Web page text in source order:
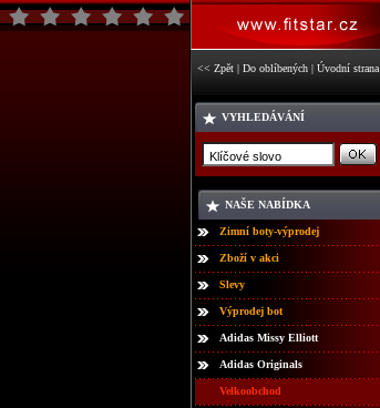
<< Zpět | Do oblíbených | Úvodní strana
VYHLEDÁVÁNÍ
NAŠE NABÍDKA
Zimní boty-výprodej
Zboží v akci
Slevy
Výprodej bot
Adidas Missy Elliott
Adidas Originals
Velkoobchod